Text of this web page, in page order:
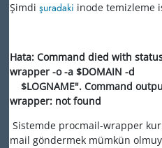
Şimdi şuradaki inode temizleme
Hata: Command died with
wrapper -o -a $DOMAIN -d
$LOGNAME". Command
wrapper: not found
Sistemde procmail-wrapper
mail göndermek mümkün